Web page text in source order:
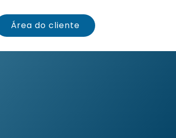
Área do cliente